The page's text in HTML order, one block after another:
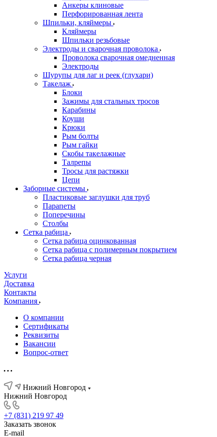
Анкеры клиновые
Перфорированная лента
Шпильки, кляймеры
Кляймеры
Шпильки резьбовые
Электроды и сварочная проволока
Проволока сварочная омедненная
Электроды
Шурупы для лаг и реек (глухари)
Такелаж
Блоки
Зажимы для стальных тросов
Карабины
Коуши
Крюки
Рым болты
Рым гайки
Скобы такелажные
Талрепы
Тросы для растяжки
Цепи
Заборные системы
Пластиковые заглушки для труб
Парапеты
Поперечины
Столбы
Сетка рабица
Сетка рабица оцинкованная
Сетка рабица с полимерным покрытием
Сетка рабица черная
Услуги
Доставка
Контакты
Компания
О компании
Сертификаты
Реквизиты
Вакансии
Вопрос-ответ
Нижний Новгород
Нижний Новгород
+7 (831) 219 97 49
Заказать звонок
E-mail